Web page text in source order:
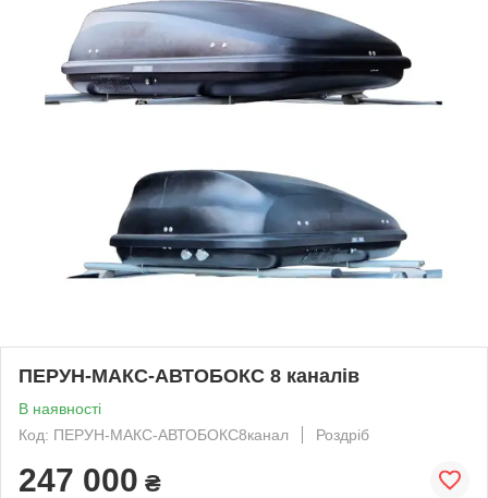
ПЕРУН-МАКС-АВТОБОКС 8 каналів
В наявності
Код: ПЕРУН-МАКС-АВТОБОКС8канал
Роздріб
247 000 ₴